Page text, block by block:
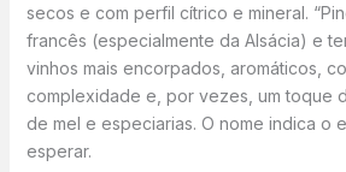
secos e com perfil cítrico e mineral.
francês (especialmente da Alsácia) e
vinhos mais encorpados, aromáticos,
complexidade e, por vezes, um toque
de mel e especiarias. O nome indica o
esperar.